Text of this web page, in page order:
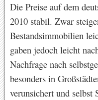
Die Preise auf dem
2010 stabil. Zwar
Bestandsimmobilien
gaben jedoch leicht
Nachfrage nach
besonders in
verunsichert und selbst